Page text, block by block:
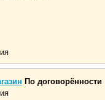
По договорённости